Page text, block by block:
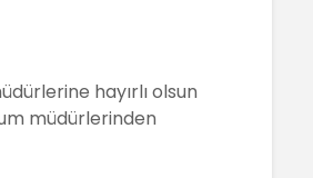
hayırlı olsun
müdürlerinden